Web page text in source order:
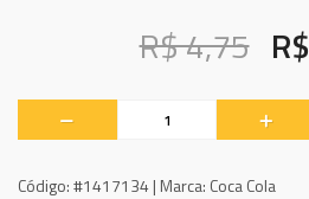
R$ 4,75 R$
Código:#1417134 | Marca: Coca Cola